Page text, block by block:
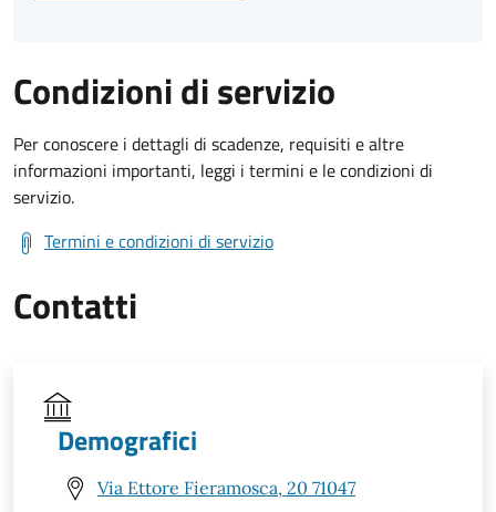
Condizioni di servizio
Per conoscere i dettagli di scadenze, requisiti e altre
informazioni importanti, leggi i termini e le condizioni di
servizio.
Termini e condizioni di servizio
Contatti
Demografici
Via Ettore Fieramosca, 20 71047